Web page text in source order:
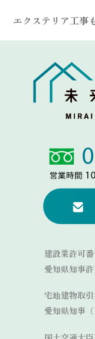
エクステリア工事
建設業許可
愛知県知事
宅地建物取
愛知県知事